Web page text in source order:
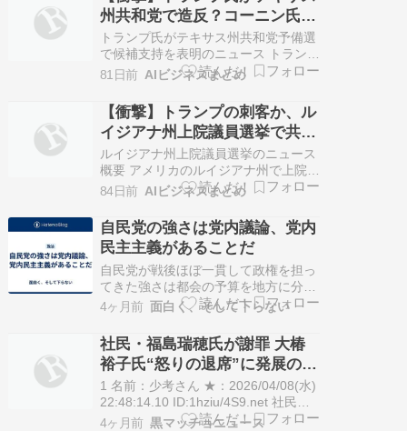
明。 ３月に行われた候補者３人による
予備選は、いずれの候補も５０％を超
える得票率に達しなかったため、得票
率上位２…
州共和党で造反？コーニン氏排
除の決断に党内激震
トランプ氏がテキサス州共和党予備選
で候補支持を表明のニュース トランプ
前大統領は火曜日、テキサス州の上院
司法長官のケン・パクストン氏を支持
すると表明しました。 今回の決選投票
は、予備選で過半数を得た候補がいな
かったため、パクストン氏と現職のジ
ョン…
81日前 AIビジネスまとめ
【衝撃】トランプの刺客か、ル
イジアナ州上院議員選挙で共和
党の忠誠心が試される激戦の行
方
ルイジアナ州上院議員選挙のニュース
概要 アメリカのルイジアナ州で上院議
員選挙の予備選が行われています。 現
を目指す中、党内の保守派から強い挑
戦を受けています。 キャシディ氏は過
去にトランプ前大統領の弾劾裁判で有
罪票を投じた経緯があり、これが共和
党…
84日前 AIビジネスまとめ
自民党の強さは党内議論、党内
民主主義があることだ
自民党が戦後ほぼ一貫して政権を担っ
てきた強さは都会の予算を地方に分配
してきたことがまずひとつ。それだけ
ではない。自民党には党内議論と党内
民主主義が存在するからだ。 社民党を
見てみるが良い。党首選挙で国会議員
は福島瑞穂とラサール石井の二人しか
おらず、決選投票で大椿裕子に新聞記
者が感…
4ヶ月前 面白く、そして下らない
社民・福島瑞穂氏が謝罪 大椿
裕子氏“怒りの退席”に発展の新
党首会見対応「配慮足りなかっ
た」
1 名前：少考さん ★：2026/04/08(水)
22:48:14.10 ID:1hziu/4S9.net 社民・
福島瑞穂氏が謝罪 大椿裕子氏“怒りの
4ヶ月前 黒マッチョニュース